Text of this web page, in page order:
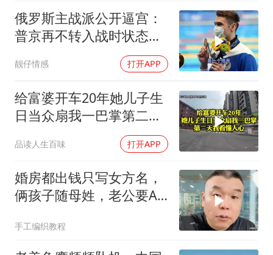
俄罗斯主战派公开逼宫：
普京再不转入战时状态，
靓仔情感 打开APP
给富婆开车20年她儿子生
日当众扇我一巴掌第二天
品读人生百味 打开APP
婚房都出钱只写女方名，
俩孩子随母姓，老公要AA
手工编织教程